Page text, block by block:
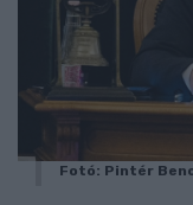
Fotó: Pintér